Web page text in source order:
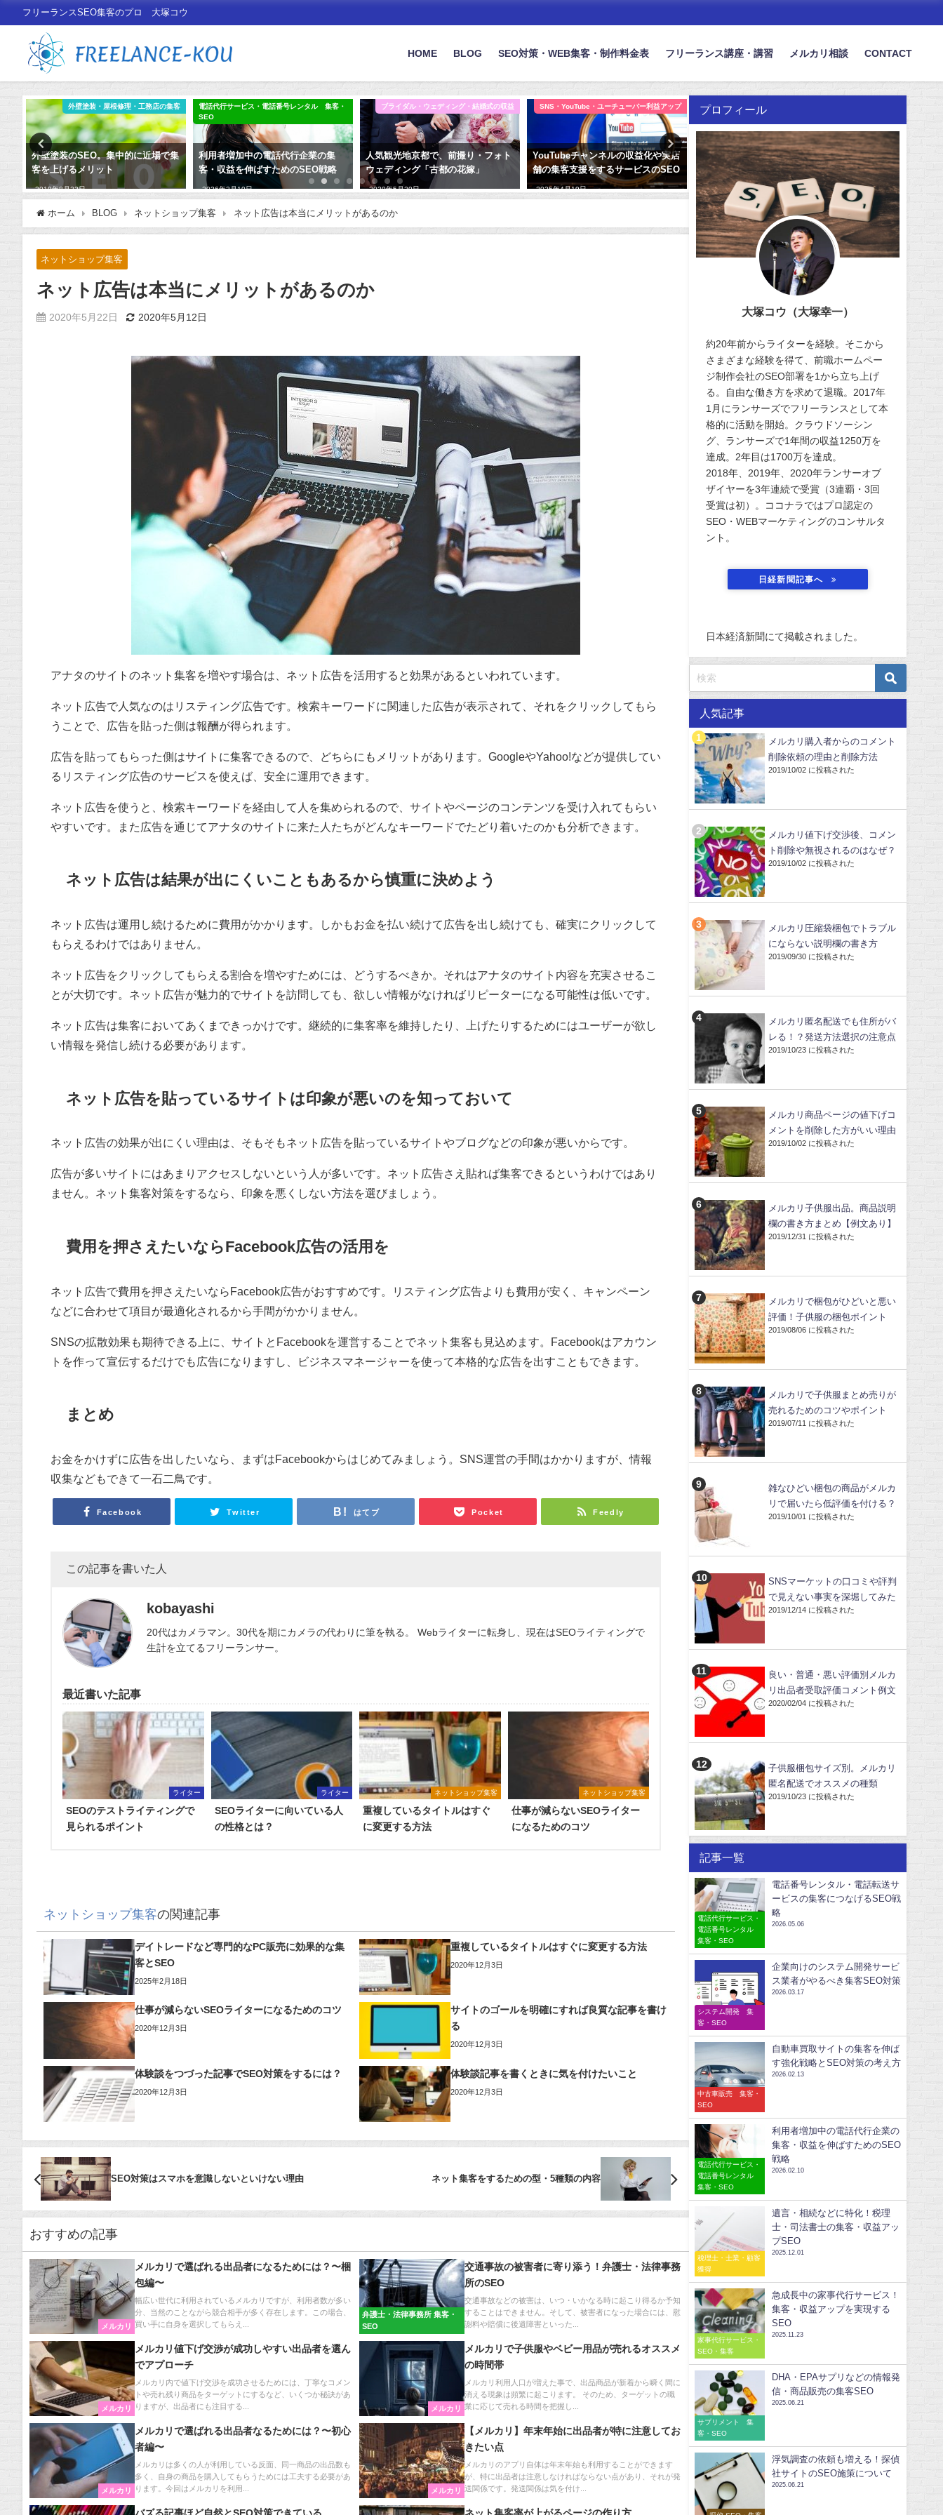
フリーランスSEO集客のプロ 大塚コウ
HOME BLOG SEO対策・WEB集客・制作料金表 フリーランス講座・講習 メルカリ相談 CONTACT
外壁塗装・屋根修理・工務店の集客
外壁塗装のSEO。集中的に近場で集
客を上げるメリット
2019年8月22日
電話代行サービス・電話番号レンタル 集客・
SEO
利用者増加中の電話代行企業の集
客・収益を伸ばすためのSEO戦略
2026年2月10日
ブライダル・ウェディング・結婚式の収益
人気観光地京都で、前撮り・フォト
ウェディング「古都の花嫁」
2020年5月20日
SNS・YouTube・ユーチューバー利益アップ
YouTubeチャンネルの収益化や実店
舗の集客支援をするサービスのSEO
2025年4月19日
男性の美容専用サイト集客を考え
る！SEO効果を生み出す術
2021年11月23日
企業向けのシステ
者がやるべき集客
2026年3月17日
ホーム BLOG ネットショップ集客 ネット広告は本当にメリットがあるのか
ネットショップ集客
ネット広告は本当にメリットがあるのか
2020年5月22日 2020年5月12日
アナタのサイトのネット集客を増やす場合は、ネット広告を活用すると効果があるといわれています。
ネット広告で人気なのはリスティング広告です。検索キーワードに関連した広告が表示されて、それをクリックしてもら
うことで、広告を貼った側は報酬が得られます。
広告を貼ってもらった側はサイトに集客できるので、どちらにもメリットがあります。GoogleやYahoo!などが提供してい
るリスティング広告のサービスを使えば、安全に運用できます。
ネット広告を使うと、検索キーワードを経由して人を集められるので、サイトやページのコンテンツを受け入れてもらい
やすいです。また広告を通じてアナタのサイトに来た人たちがどんなキーワードでたどり着いたのかも分析できます。
ネット広告は結果が出にくいこともあるから慎重に決めよう
ネット広告は運用し続けるために費用がかかります。しかもお金を払い続けて広告を出し続けても、確実にクリックして
もらえるわけではありません。
ネット広告をクリックしてもらえる割合を増やすためには、どうするべきか。それはアナタのサイト内容を充実させるこ
とが大切です。ネット広告が魅力的でサイトを訪問しても、欲しい情報がなければリピーターになる可能性は低いです。
ネット広告は集客においてあくまできっかけです。継続的に集客率を維持したり、上げたりするためにはユーザーが欲し
い情報を発信し続ける必要があります。
ネット広告を貼っているサイトは印象が悪いのを知っておいて
ネット広告の効果が出にくい理由は、そもそもネット広告を貼っているサイトやブログなどの印象が悪いからです。
広告が多いサイトにはあまりアクセスしないという人が多いです。ネット広告さえ貼れば集客できるというわけではあり
ません。ネット集客対策をするなら、印象を悪くしない方法を選びましょう。
費用を押さえたいならFacebook広告の活用を
ネット広告で費用を押さえたいならFacebook広告がおすすめです。リスティング広告よりも費用が安く、キャンペーン
などに合わせて項目が最適化されるから手間がかかりません。
SNSの拡散効果も期待できる上に、サイトとFacebookを運営することでネット集客も見込めます。Facebookはアカウン
トを作って宣伝するだけでも広告になりますし、ビジネスマネージャーを使って本格的な広告を出すこともできます。
まとめ
お金をかけずに広告を出したいなら、まずはFacebookからはじめてみましょう。SNS運営の手間はかかりますが、情報
収集などもできて一石二鳥です。
Facebook Twitter はてブ Pocket Feedly
この記事を書いた人
kobayashi
20代はカメラマン。30代を期にカメラの代わりに筆を執る。 Webライターに転身し、現在はSEOライティングで
生計を立てるフリーランサー。
最近書いた記事
ライター
SEOのテストライティングで
見られるポイント
ライター
SEOライターに向いている人
の性格とは？
ネットショップ集客
重複しているタイトルはすぐ
に変更する方法
ネットショップ集客
仕事が減らないSEOライター
になるためのコツ
ネットショップ集客の関連記事
デイトレードなど専門的なPC販売に効果的な集
客とSEO
2025年2月18日
重複しているタイトルはすぐに変更する方法
2020年12月3日
仕事が減らないSEOライターになるためのコツ
2020年12月3日
サイトのゴールを明確にすれば良質な記事を書け
る
2020年12月3日
体験談をつづった記事でSEO対策をするには？
2020年12月3日
体験談記事を書くときに気を付けたいこと
2020年12月3日
SEO対策はスマホを意識しないといけない理由 ネット集客をするための型・5種類の内容
おすすめの記事
メルカリ
メルカリで選ばれる出品者になるためには？〜梱
包編〜
幅広い世代に利用されているメルカリですが、利用者数が多い
分、当然のことながら競合相手が多く存在します。この場合、
買い手に自身を選択してもらえ...
弁護士・法律事務所 集客・
SEO
交通事故の被害者に寄り添う！弁護士・法律事務
所のSEO
交通事故などの被害は、いつ・いかなる時に起こり得るか予知
することはできません。そして、被害者になった場合には、慰
謝料や賠償に後遺障害といった...
メルカリ
メルカリ値下げ交渉が成功しやすい出品者を選ん
でアプローチ
メルカリ内で値下げ交渉を成功させるためには、丁寧なコメン
トや売れ残り商品をターゲットにするなど、いくつか秘訣があ
りますが、出品者にも注目する...
メルカリ
メルカリで子供服やベビー用品が売れるオススメ
の時間帯
メルカリ利用人口が増えた事で、出品商品が新着から瞬く間に
消える現象は頻繁に起こります。 そのため、ターゲットの職
業に応じて売れる時間を把握し...
メルカリ
メルカリで選ばれる出品者なるためには？〜初心
者編〜
メルカリは多くの人が利用している反面、同一商品の出品数も
多く、自身の商品を購入してもらうためには工夫する必要があ
ります。今回はメルカリを利用...
メルカリ
【メルカリ】年末年始に出品者が特に注意してお
きたい点
メルカリのアプリ自体は年末年始も利用することができます
が、特に出品者は注意しなければならない点があり、それが発
送関係です。発送関係は気を付け...
バズる記事ほど自然とSEO対策できている ネット集客率が上がるページの作り方
プロフィール
大塚コウ（大塚幸一）
約20年前からライターを経験。そこから
さまざまな経験を得て、前職ホームペー
ジ制作会社のSEO部署を1から立ち上げ
る。自由な働き方を求めて退職。2017年
1月にランサーズでフリーランスとして本
格的に活動を開始。クラウドソーシン
グ、ランサーズで1年間の収益1250万を
達成。2年目は1700万を達成。
2018年、2019年、2020年ランサーオブ
ザイヤーを3年連続で受賞（3連覇・3回
受賞は初）。ココナラではプロ認定の
SEO・WEBマーケティングのコンサルタ
ント。
日経新聞記事へ
日本経済新聞にて掲載されました。
人気記事
メルカリ購入者からのコメント
削除依頼の理由と削除方法
2019/10/02 に投稿された
メルカリ値下げ交渉後、コメン
ト削除や無視されるのはなぜ？
2019/10/02 に投稿された
メルカリ圧縮袋梱包でトラブル
にならない説明欄の書き方
2019/09/30 に投稿された
メルカリ匿名配送でも住所がバ
レる！？発送方法選択の注意点
2019/10/23 に投稿された
メルカリ商品ページの値下げコ
メントを削除した方がいい理由
2019/10/02 に投稿された
メルカリ子供服出品。商品説明
欄の書き方まとめ【例文あり】
2019/12/31 に投稿された
メルカリで梱包がひどいと悪い
評価！子供服の梱包ポイント
2019/08/06 に投稿された
メルカリで子供服まとめ売りが
売れるためのコツやポイント
2019/07/11 に投稿された
雑なひどい梱包の商品がメルカ
リで届いたら低評価を付ける？
2019/10/01 に投稿された
SNSマーケットの口コミや評判
で見えない事実を深堀してみた
2019/12/14 に投稿された
良い・普通・悪い評価別メルカ
リ出品者受取評価コメント例文
2020/02/04 に投稿された
子供服梱包サイズ別。メルカリ
匿名配送でオススメの種類
2019/10/23 に投稿された
記事一覧
電話代行サービス・
電話番号レンタル
集客・SEO
電話番号レンタル・電話転送サ
ービスの集客につなげるSEO戦
略
2026.05.06
システム開発 集
客・SEO
企業向けのシステム開発サービ
ス業者がやるべき集客SEO対策
2026.03.17
中古車販売 集客・
SEO
自動車買取サイトの集客を伸ば
す強化戦略とSEO対策の考え方
2026.02.13
電話代行サービス・
電話番号レンタル
集客・SEO
利用者増加中の電話代行企業の
集客・収益を伸ばすためのSEO
戦略
2026.02.10
税理士・士業・顧客
獲得
遺言・相続などに特化！税理
士・司法書士の集客・収益アッ
プSEO
2025.12.01
家事代行サービス・
SEO・集客
急成長中の家事代行サービス！
集客・収益アップを実現する
SEO
2025.11.23
サプリメント 集
客・SEO
DHA・EPAサプリなどの情報発
信・商品販売の集客SEO
2025.06.21
浮気調査の依頼も増える！探偵
社サイトのSEO施策について
2025.06.21